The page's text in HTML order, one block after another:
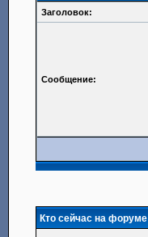
Заголовок:
Сообщение:
Кто сейчас на форуме